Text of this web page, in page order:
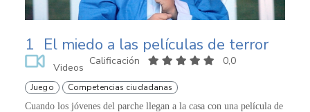
1 El miedo a las películas de terror
Videos
Calificación 0,0
Juego Competencias ciudadanas
Cuando los jóvenes del parche llegan a la casa con una película de